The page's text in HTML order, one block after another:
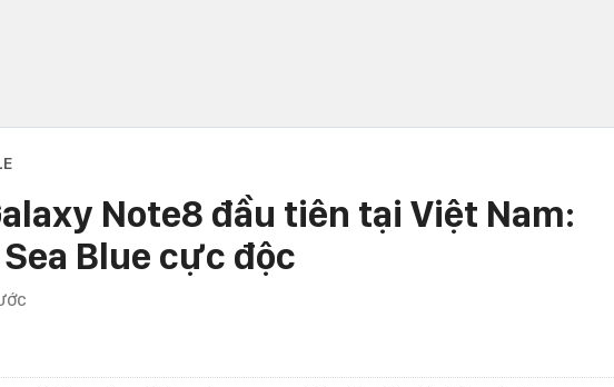
Note8 đầu tiên tại Việt Nam:
Blue cực độc